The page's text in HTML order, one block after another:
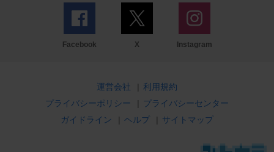
Facebook X Instagram
運営会社 | 利用規約
プライバシーポリシー
| プライバシーセンター
ガイドライン
| ヘルプ | サイトマップ